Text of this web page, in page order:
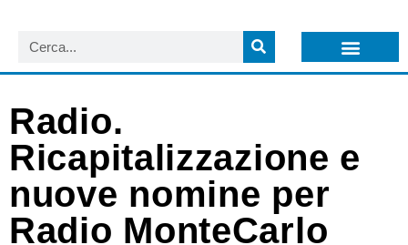
Radio.
Ricapitalizzazione e
nuove nomine per
Radio MonteCarlo